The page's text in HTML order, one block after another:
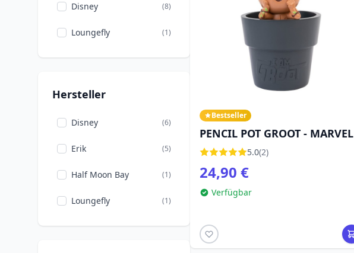
Disney (8)
Loungefly (1)
Hersteller
Disney (6)
Erik (5)
Half Moon Bay (1)
Loungefly (1)
Bestseller
PENCIL POT GROOT - MARVEL
5.0(2)
24,90 €
Verfügbar